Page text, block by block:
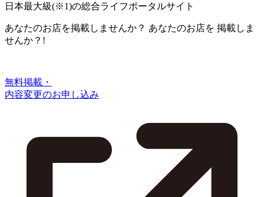
日本最大級(※1)の総合ライフポータルサイト
あなたのお店を掲載しませんか？ あなたのお店を 掲載しま
せんか？!
無料掲載・
内容変更のお申し込み